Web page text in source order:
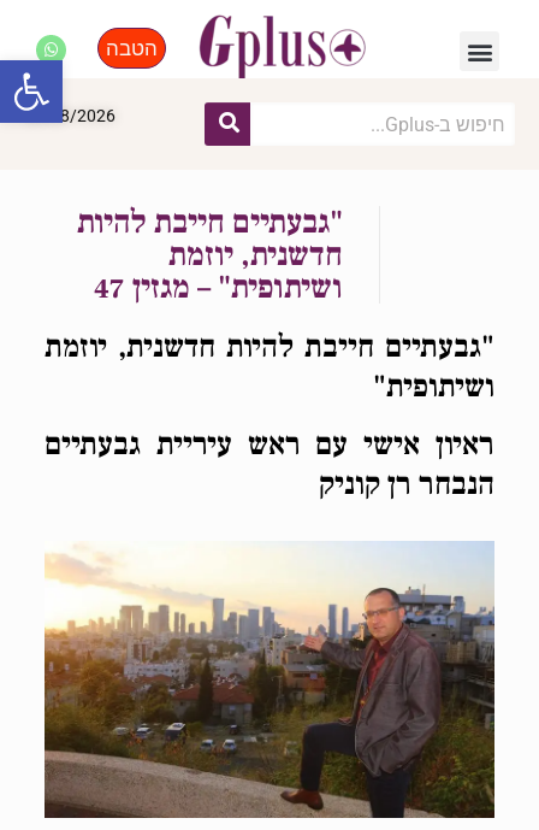
הטבה
08/08/2026
"גבעתיים חייבת להיות
חדשנית, יוזמת
ושיתופית" – מגזין 47
"גבעתיים חייבת להיות חדשנית, יוזמת
ושיתופית"
ראיון אישי עם ראש עיריית גבעתיים
הנבחר רן קוניק
פתח